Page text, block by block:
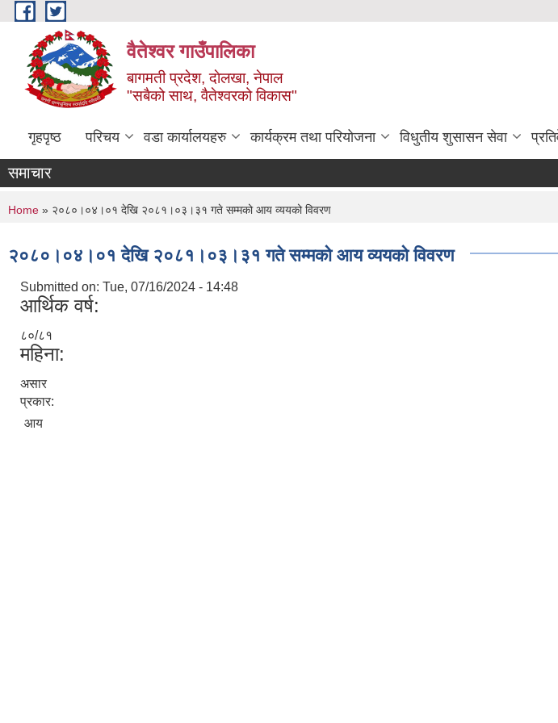
Skip to main content
वैतेश्वर गाउँपालिका
बागमती प्रदेश, दाेलखा, नेपाल
"सबैको साथ, वैतेश्वरको विकास"
गृहपृष्ठ परिचय वडा कार्यालयहरु कार्यक्रम तथा परियोजना विधुतीय शुसासन सेवा
समाचार
You are here
Home » २०८०।०४।०१ देखि २०८१।०३।३१ गते सम्मको आय व्ययको विवरण
२०८०।०४।०१ देखि २०८१।०३।३१ गते सम्मको आय व्ययको विवरण
Submitted on: Tue, 07/16/2024 - 14:48
आर्थिक वर्ष:
८०/८१
महिना:
असार
प्रकार:
आय